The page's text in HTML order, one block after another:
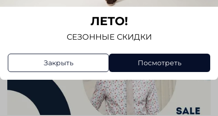
ЛЕТО!
СЕЗОННЫЕ СКИДКИ
Закрыть Посмотреть